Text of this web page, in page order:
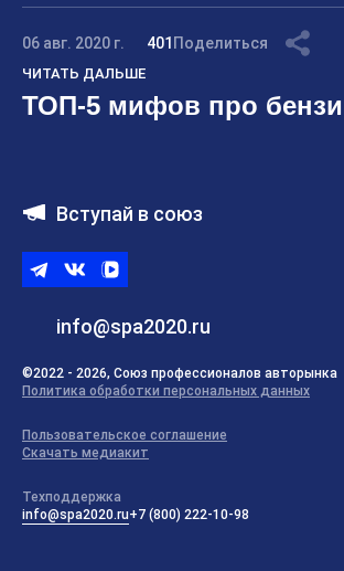
06 авг. 2020 г. 401 Поделиться
ЧИТАТЬ ДАЛЬШЕ
ТОП-5 мифов про
Вступай в союз
info@spa2020.ru
TelegramВКонтакте
ВК
©2022 - 2026, Союз профессионалов авторынка
Политика обработки персональных данных
Пользовательское соглашение
Скачать медиакит
Техподдержка
info@spa2020.ru+7 (800) 222-10-98